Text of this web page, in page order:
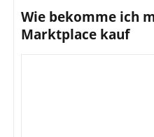
Wie bekomme ich
Marktplace kauf